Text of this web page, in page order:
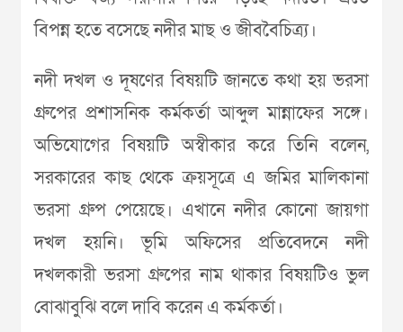
বিপন্ন হতে বসেছে নদীর মাছ ও জীববৈচিত্র্য।
নদী দখল ও দূষণের বিষয়টি জানতে কথা হয় ভরসা
গ্রুপের প্রশাসনিক কর্মকর্তা আব্দুল মান্নাফের সঙ্গে।
অভিযোগের বিষয়টি অস্বীকার করে তিনি বলেন,
সরকারের কাছ থেকে ক্রয়সূত্রে এ জমির মালিকানা
ভরসা গ্রুপ পেয়েছে। এখানে নদীর কোনো জায়গা
দখল হয়নি। ভূমি অফিসের প্রতিবেদনে নদী
দখলকারী ভরসা গ্রুপের নাম থাকার বিষয়টিও ভুল
বোঝাবুঝি বলে দাবি করেন এ কর্মকর্তা।